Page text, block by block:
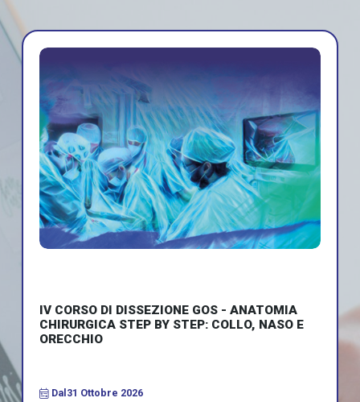
IV CORSO DI DISSEZIONE GOS - ANATOMIA
CHIRURGICA STEP BY STEP: COLLO, NASO E
ORECCHIO
Dal 31 Ottobre 2026